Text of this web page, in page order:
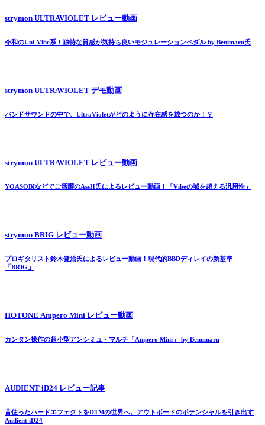
strymon ULTRAVIOLET レビュー動画
令和のUni-Vibe系！独特な質感が気持ち良いモジュレーションペダル by Benimaru氏
strymon ULTRAVIOLET デモ動画
バンドサウンドの中で、UltraVioletがどのように存在感を放つのか！？
strymon ULTRAVIOLET レビュー動画
YOASOBIなどでご活躍のAssH氏によるレビュー動画！「Vibeの域を超える汎用性」
strymon BRIG レビュー動画
プロギタリスト鈴木健治氏によるレビュー動画！現代的BBDディレイの新基準
「BRIG」
HOTONE Ampero Mini レビュー動画
カンタン操作の超小型アンシミュ・マルチ「Ampero Mini」 by Benumaru
AUDIENT iD24 レビュー記事
昔使ったハードエフェクトをDTMの世界へ。アウトボードのポテンシャルを引き出す
Audient iD24